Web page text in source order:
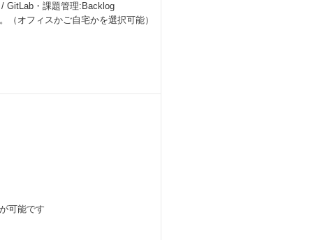
GitLab・課題管理:Backlog
オフィスかご自宅かを選択可能）
可能です